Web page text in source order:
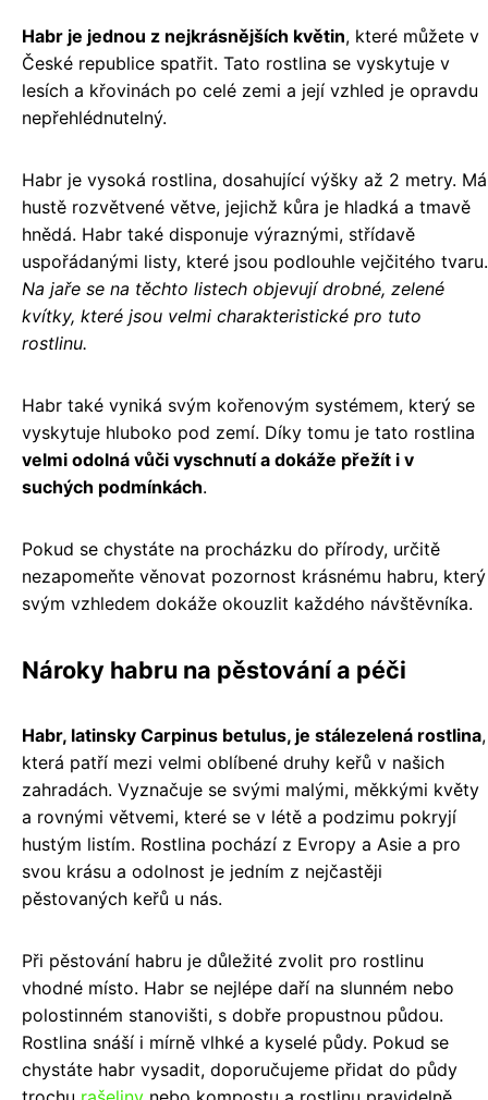
Habr je jednou z nejkrásnějších květin, které můžete v
České republice spatřit. Tato rostlina se vyskytuje v
lesích a křovinách po celé zemi a její vzhled je opravdu
nepřehlédnutelný.
Habr je vysoká rostlina, dosahující výšky až 2 metry. Má
hustě rozvětvené větve, jejichž kůra je hladká a tmavě
hnědá. Habr také disponuje výraznými, střídavě
uspořádanými listy, které jsou podlouhle vejčitého tvaru.
Na jaře se na těchto listech objevují drobné, zelené
kvítky, které jsou velmi charakteristické pro tuto
rostlinu.
Habr také vyniká svým kořenovým systémem, který se
vyskytuje hluboko pod zemí. Díky tomu je tato rostlina
velmi odolná vůči vyschnutí a dokáže přežít i v
suchých podmínkách.
Pokud se chystáte na procházku do přírody, určitě
nezapomeňte věnovat pozornost krásnému habru, který
svým vzhledem dokáže okouzlit každého návštěvníka.
Nároky habru na pěstování a péči
Habr, latinsky Carpinus betulus, je stálezelená rostlina,
která patří mezi velmi oblíbené druhy keřů v našich
zahradách. Vyznačuje se svými malými, měkkými květy
a rovnými větvemi, které se v létě a podzimu pokryjí
hustým listím. Rostlina pochází z Evropy a Asie a pro
svou krásu a odolnost je jedním z nejčastěji
pěstovaných keřů u nás.
Při pěstování habru je důležité zvolit pro rostlinu
vhodné místo. Habr se nejlépe daří na slunném nebo
polostinném stanovišti, s dobře propustnou půdou.
Rostlina snáší i mírně vlhké a kyselé půdy. Pokud se
chystáte habr vysadit, doporučujeme přidat do půdy